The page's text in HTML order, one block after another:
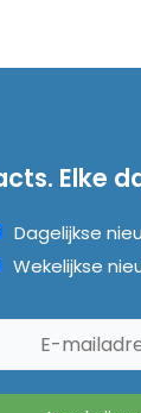
Elke
Dagelijkse
Wekelijkse